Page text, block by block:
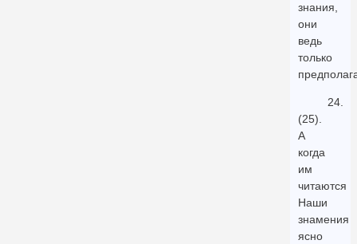
знания,
они
ведь
только
24.
(25).
А
когда
им
читаются
Наши
знамения
ясно